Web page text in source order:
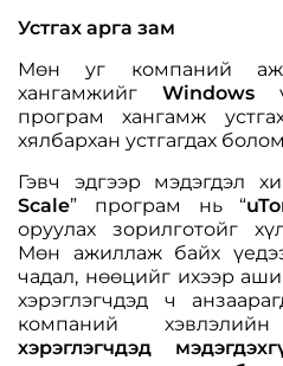
Устгах арга зам
Мөн уг компаний
хангамжийг Windows
програм хангамж
хялбархан устгагдах
Гэвч эдгээр мэдэгдэл
Scale” програм нь “
оруулах зорилготойг
Мөн ажиллаж байх
чадал, нөөцийг ихээр
хэрэглэгчдэд ч
компаний
хэрэглэгчдэд